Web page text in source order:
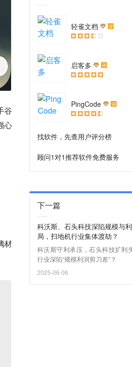
谷
心
材
轻雀文档 评
启客多 评
PingCode 评
找软件，先查用户评分榜
顾问1对1推荐软件免费服务
下一篇
科沃斯、石头科技深陷规模与
局，扫地机行业集体渡劫？
科沃斯守利承压，石头科技扩利
行业深陷“规模利润剪刀差”？
2025-06-06